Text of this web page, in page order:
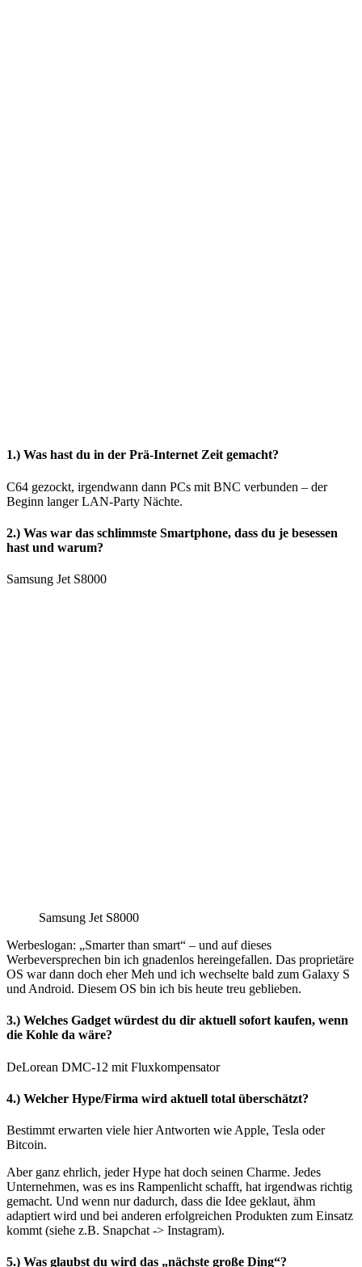
1.) Was hast du in der Prä-Internet Zeit gemacht?
C64 gezockt, irgendwann dann PCs mit BNC verbunden – der
Beginn langer LAN-Party Nächte.
2.) Was war das schlimmste Smartphone, dass du je besessen
hast und warum?
Samsung Jet S8000
Samsung Jet S8000
Werbeslogan: „Smarter than smart“ – und auf dieses
Werbeversprechen bin ich gnadenlos hereingefallen. Das proprietäre
OS war dann doch eher Meh und ich wechselte bald zum Galaxy S
und Android. Diesem OS bin ich bis heute treu geblieben.
3.) Welches Gadget würdest du dir aktuell sofort kaufen, wenn
die Kohle da wäre?
DeLorean DMC-12 mit Fluxkompensator
4.) Welcher Hype/Firma wird aktuell total überschätzt?
Bestimmt erwarten viele hier Antworten wie Apple, Tesla oder
Bitcoin.
Aber ganz ehrlich, jeder Hype hat doch seinen Charme. Jedes
Unternehmen, was es ins Rampenlicht schafft, hat irgendwas richtig
gemacht. Und wenn nur dadurch, dass die Idee geklaut, ähm
adaptiert wird und bei anderen erfolgreichen Produkten zum Einsatz
kommt (siehe z.B. Snapchat -> Instagram).
5.) Was glaubst du wird das „nächste große Ding“?